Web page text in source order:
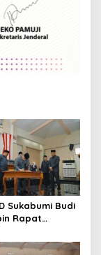
Sukabumi Budi
Rapat
Tirta Jaya